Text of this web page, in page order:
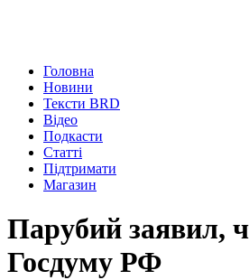
Головна
Новини
Тексти BRD
Відео
Подкасти
Статті
Підтримати
Магазин
Парубий заявил,
Госдуму РФ